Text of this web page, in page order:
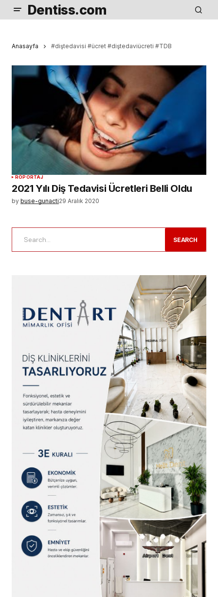
Dentiss.com
Anasayfa #diştedavisi #ücret #diştedaviücreti #TDB
RÖPORTAJ
2021 Yılı Diş Tedavisi Ücretleri Belli Oldu
by buse-gunacti29 Aralık 2020
SEARCH